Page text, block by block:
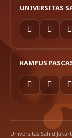
UNIVERSITAS
KAMPUS
Universitas Sahid